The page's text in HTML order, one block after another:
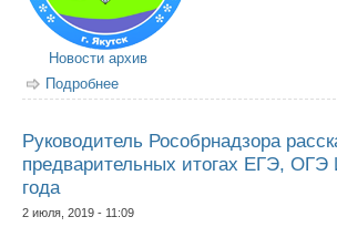
Новости архив
Подробнее
Руководитель Рособрнадзора
предварительных итогах ЕГЭ,
года
2 июля, 2019 - 11:09